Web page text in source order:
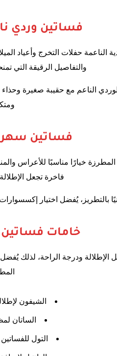
فساتين وردي
الناعمة حفلات التخرج وأعياد
والتفاصيل الرقيقة التي
الناعم مع حقيبة صغيرة
فساتين
خيارًا مناسبًا للأعراس
فاخرة تجعل
بالتطريز، يُفضل اختيار
خامات فساتين
ودرجة الراحة، لذلك
الشيفون
الساتان
التول